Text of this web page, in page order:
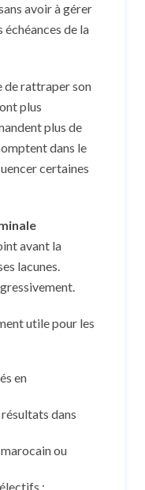
avoir à gérer
échéances de la
de rattraper son
plus
plus de
dans le
certaines
avant la
lacunes.
utile pour les
en
dans
ou
;